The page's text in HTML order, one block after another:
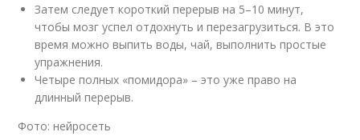
Затем следует короткий перерыв на 5–10 минут,
чтобы мозг успел отдохнуть и перезагрузиться. В это
время можно выпить воды, чай, выполнить простые
упражнения.
Четыре полных «помидора» – это уже право на
длинный перерыв.
Фото: нейросеть